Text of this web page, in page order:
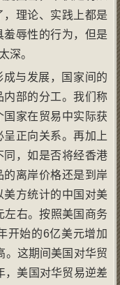
理论、实践上都是
辱性的行为，但是
深。
与发展，国家间的
部的分工。我们称
家在贸易中实际获
正向关系。再加上
，如是否将经香港
离岸价格还是到岸
方统计的中国对美
左右。按照美国商务
开始的6亿美元增加
。这期间美国对华贸
，美国对华贸易逆差